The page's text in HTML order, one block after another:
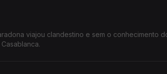
viajou clandestino e sem o conhecimento